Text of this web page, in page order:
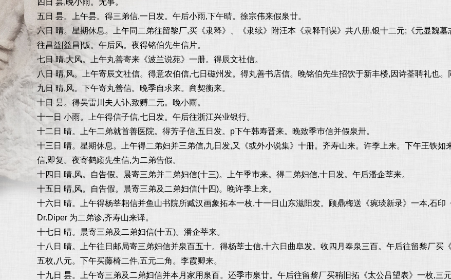
四日 昙,晚小雨。无事。
五日 昙。上午昙。得三弟信,一日发。午后小雨,下午晴。徐宗伟来假泉廿。
六日 晴。星期休息。上午同二弟往留黎厂,买《隶释》、《隶续》附汪本《隶释刊误》共八册,银十二元;《元显魏
往昌益[益昌]饭。午后风。夜得铭伯先生信片。
七日 晴,大风。上午丸善寄来《波兰说苑》一册。得辰文社信。
八日 晴,风。上午寄辰文社信。得意农伯信,七日磁州发。得丸善书店信。晚铭伯先生招饮于新丰楼,因诗荃聘礼也。
九日 晴,风。下午寄丸善信。晚季自求来。商契衡来。
十日 昙。得吴雷川夫人讣,致赙二元。晚小雨。
十一日 小雨。上午得信子信,七日发。午后往浙江兴业银行。
十二日 晴。上午二弟就首善医院。得芳子信,五日发。p下午韩寿晋来。晚致季巿信并假泉卅。
十三日 晴。星期休息。上午得二弟妇并三弟信,九日发,又《或外小说集》十册。齐寿山来。许季上来。下午王铁如
信,即复。夜寄鹤庼先生信,为二弟告假。
十四日 晴,风。自告假。晨寄三弟并二弟妇信(十三)。上午季巿来。得二弟妇信,十日发。午后潘企莘来。
十五日 晴,风。自告假。晨寄三弟及二弟妇信(十四)。晚许季上来。
十六日 晴。上午得杨莘耜信并鱼山书院所臧汉画象拓本一枚,十一日山东滋阳发。顾鼎梅送《琬琰新录》一本,石
Dr.Diper 为二弟诊,齐寿山来译。
十七日 晴。晨寄三弟及二弟妇信(十五)。潘企莘来。
十八日 晴。上午往日邮局寄三弟妇信并泉百五十。得杨莘士信,十六日曲阜发。收四月奉泉三百。午后往留黎厂买
五枚,八元。下午买藤椅二件,五元二角。李霞卿来。
十九日 昙。上午寄三弟及二弟妇信并本月家用泉百。还季巿泉廿。午后往留黎厂买稍旧拓《太公吕望表》一枚,三